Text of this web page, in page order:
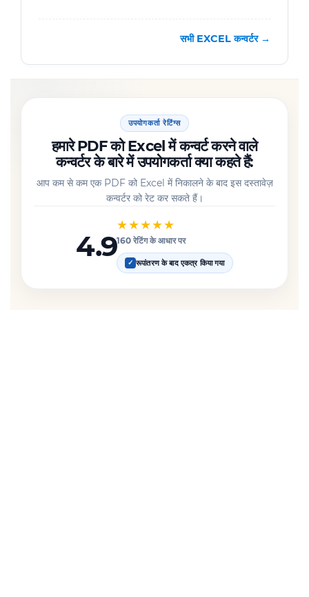
सभी EXCEL कन्वर्टर →
उपयोगकर्ता रेटिंग्स
हमारे PDF को Excel में कन्वर्ट करने वाले
कन्वर्टर के बारे में उपयोगकर्ता क्या कहते हैं:
आप कम से कम एक PDF को Excel में निकालने के बाद इस दस्तावेज़
कन्वर्टर को रेट कर सकते हैं।
4.9
★★★★★
160 रेटिंग के आधार पर
✓ रूपांतरण के बाद एकत्र किया गया